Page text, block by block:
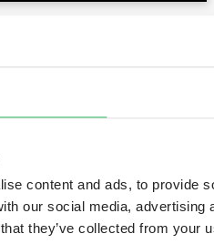
content and ads, to provide
our social media,
they’ve collected from your